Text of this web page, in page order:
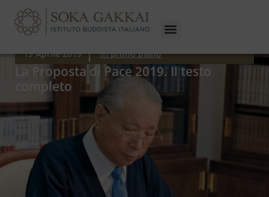
19 Aprile 2019 In primo piano
La Proposta di Pace 2019. Il testo
completo